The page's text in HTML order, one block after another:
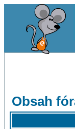
Obsah